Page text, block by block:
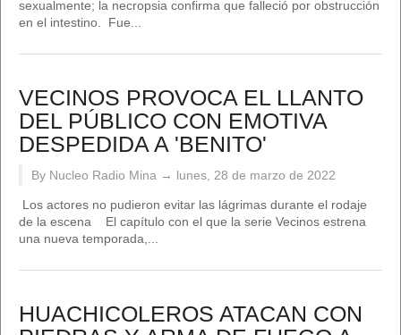
sexualmente; la necropsia confirma que falleció por obstrucción
en el intestino. Fue...
VECINOS PROVOCA EL LLANTO
DEL PÚBLICO CON EMOTIVA
DESPEDIDA A 'BENITO'
By Nucleo Radio Mina → lunes, 28 de marzo de 2022
Los actores no pudieron evitar las lágrimas durante el rodaje
de la escena El capítulo con el que la serie Vecinos estrena
una nueva temporada,...
HUACHICOLEROS ATACAN CON